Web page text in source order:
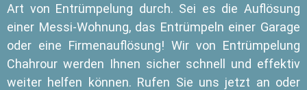
Art von Entrümpelung durch. Sei es die Auflösung
einer Messi-Wohnung, das Entrümpeln einer Garage
oder eine Firmenauflösung! Wir von Entrümpelung
Chahrour werden Ihnen sicher schnell und effektiv
weiter helfen können. Rufen Sie uns jetzt an oder